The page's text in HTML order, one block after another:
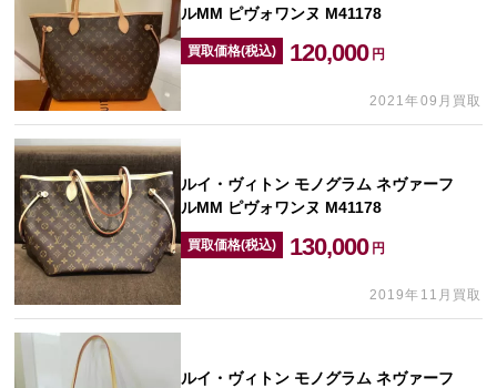
ルMM ピヴォワンヌ M41178
買取価格(税込) 120,000 円
2021年09月買取
ルイ・ヴィトン モノグラム ネヴァーフ
ルMM ピヴォワンヌ M41178
買取価格(税込) 130,000 円
2019年11月買取
ルイ・ヴィトン モノグラム ネヴァーフ